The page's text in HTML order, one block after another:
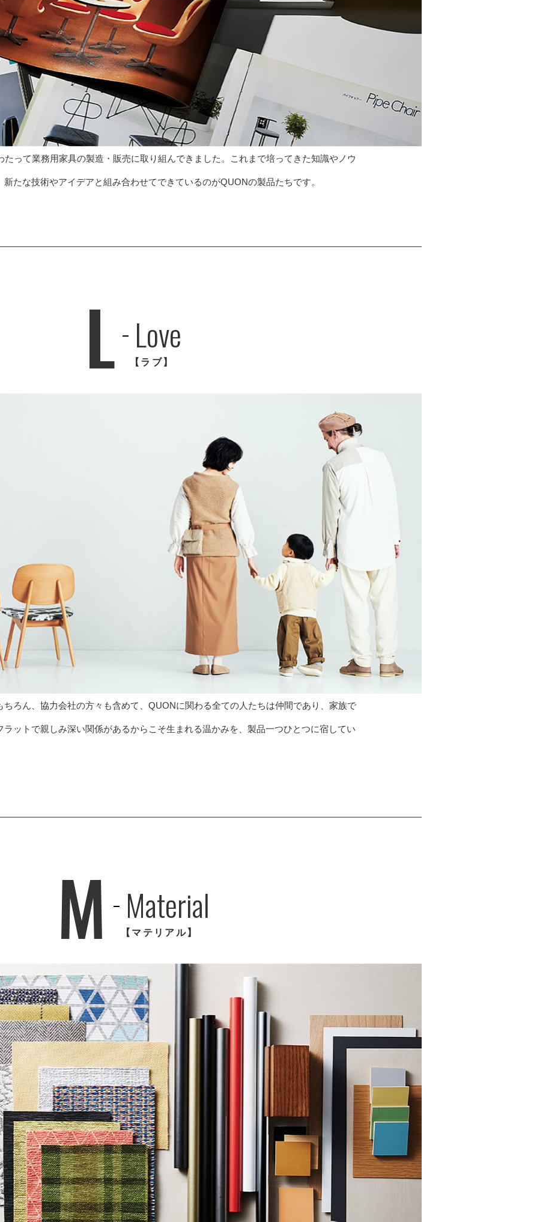
たって業務用家具の製造・販売に取り組んできました。これまで培ってきた知識やノウ
たな技術やアイデアと組み合わせてできているのがQUONの製品たちです。
L Love
【ラブ】
ちろん、協力会社の方々も含めて、QUONに関わる全ての人たちは仲間であり、家族で
ラットで親しみ深い関係があるからこそ生まれる温かみを、製品一つひとつに宿してい
M Material
【マテリアル】